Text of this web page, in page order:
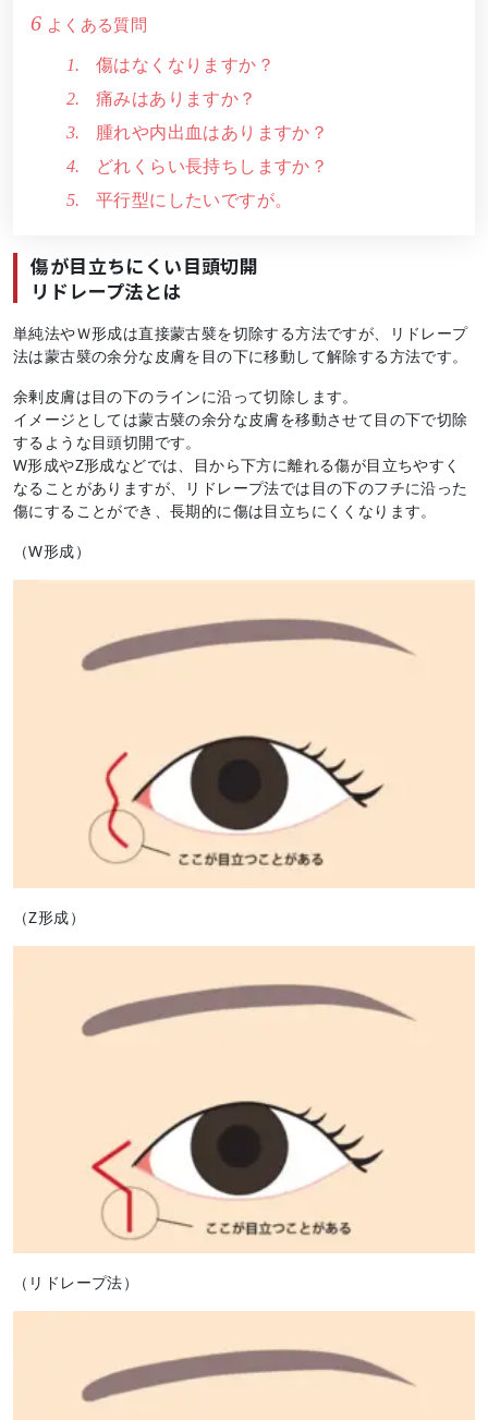
6 よくある質問
傷はなくなりますか？
痛みはありますか？
腫れや内出血はありますか？
どれくらい長持ちしますか？
平行型にしたいですが。
傷が目立ちにくい目頭切開
リドレープ法とは
単純法やＷ形成は直接蒙古襞を切除する方法ですが、リドレープ
法は蒙古襞の余分な皮膚を目の下に移動して解除する方法です。
余剰皮膚は目の下のラインに沿って切除します。
イメージとしては蒙古襞の余分な皮膚を移動させて目の下で切除
するような目頭切開です。
W形成やZ形成などでは、目から下方に離れる傷が目立ちやすく
なることがありますが、リドレープ法では目の下のフチに沿った
傷にすることができ、長期的に傷は目立ちにくくなります。
（W形成）
（Z形成）
（リドレープ法）